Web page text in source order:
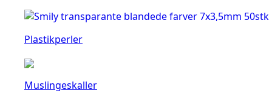
Plastikperler
Muslingeskaller